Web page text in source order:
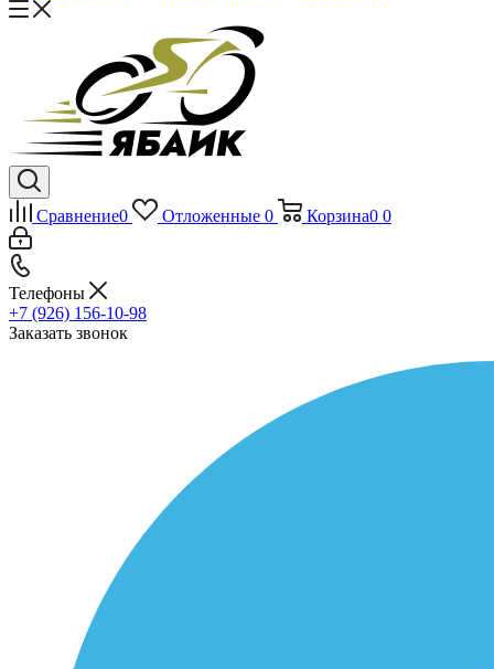
Сравнение0 Отложенные 0 Корзина0 0
Телефоны
+7 (926) 156-10-98
Заказать звонок